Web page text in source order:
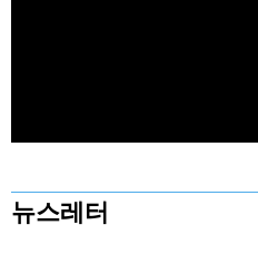
뉴스레터